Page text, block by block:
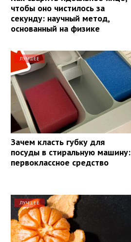
чтобы оно чистилось за
секунду: научный метод,
основанный на физике
ЛУЧШЕЕ
Зачем класть губку для
посуды в стиральную машину:
первоклассное средство
ЛУЧШЕЕ